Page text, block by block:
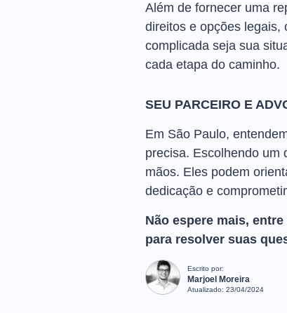
Além de fornecer uma
direitos e opções legais,
complicada seja sua
cada etapa do caminho.
SEU PARCEIRO E
Em São Paulo,
precisa. Escolhendo um
mãos. Eles podem
dedicação e
Não espere mais,
para resolver suas
Escrito por:
Marjoel Moreira
Atualizado: 23/04/2024